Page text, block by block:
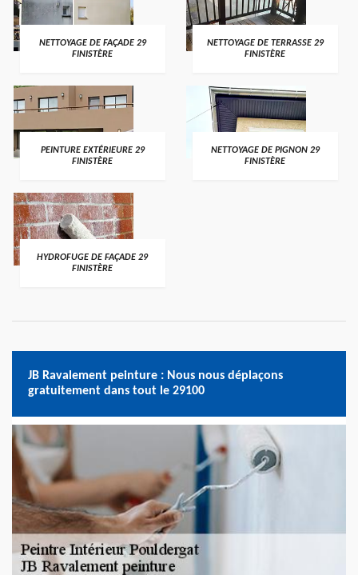
NETTOYAGE DE FAÇADE 29
FINISTÈRE
NETTOYAGE DE TERRASSE 29
FINISTÈRE
PEINTURE EXTÉRIEURE 29
FINISTÈRE
NETTOYAGE DE PIGNON 29
FINISTÈRE
HYDROFUGE DE FAÇADE 29
FINISTÈRE
JB Ravalement peinture : Nous nous déplaçons
gratuitement dans tout le 29100